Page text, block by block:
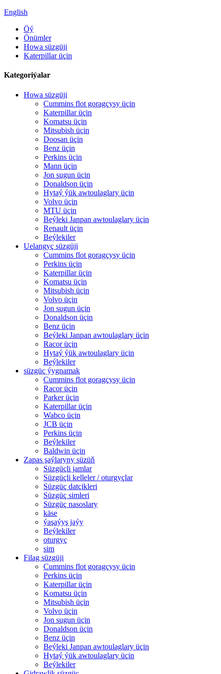
English
Öý
Önümler
Howa süzgüji
Katerpillar üçin
Kategoriýalar
Howa süzgüji
Cummins flot goragçysy üçin
Katerpillar üçin
Komatsu üçin
Mitsubish üçin
Doosan üçin
Benz üçin
Perkins üçin
Mann üçin
Jon sugun üçin
Donaldson üçin
Hytaý ýük awtoulaglary üçin
Volvo üçin
MTU üçin
Beýleki Janpan awtoulaglary üçin
Renault üçin
Beýlekiler
Uelangyç süzgüji
Cummins flot goragçysy üçin
Perkins üçin
Katerpillar üçin
Komatsu üçin
Mitsubish üçin
Volvo üçin
Jon sugun üçin
Donaldson üçin
Benz üçin
Beýleki Janpan awtoulaglary üçin
Racor üçin
Hytaý ýük awtoulaglary üçin
Beýlekiler
süzgüç ýygnamak
Cummins flot goragçysy üçin
Racor üçin
Parker üçin
Katerpillar üçin
Wabco üçin
JCB üçin
Perkins üçin
Beýlekiler
Baldwin üçin
Zapas şaýlaryny süzüň
Süzgüçli jamlar
Süzgüçli kelleler / oturgyçlar
Süzgüç datçikleri
Süzgüç simleri
Süzgüç nasoslary
käse
ýaşaýyş jaýy
Beýlekiler
oturgyç
sim
Filag süzgüji
Cummins flot goragçysy üçin
Perkins üçin
Katerpillar üçin
Komatsu üçin
Mitsubish üçin
Volvo üçin
Jon sugun üçin
Donaldson üçin
Benz üçin
Beýleki Janpan awtoulaglary üçin
Hytaý ýük awtoulaglary üçin
Beýlekiler